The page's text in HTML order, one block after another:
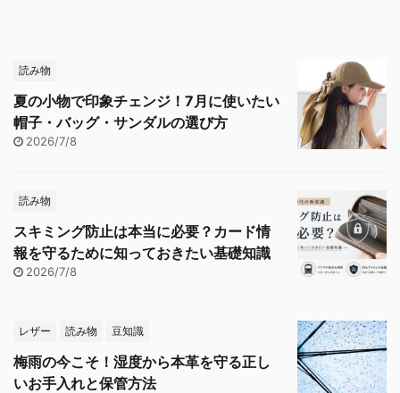
読み物
夏の小物で印象チェンジ！7月に使いたい
帽子・バッグ・サンダルの選び方
2026/7/8
読み物
スキミング防止は本当に必要？カード情
報を守るために知っておきたい基礎知識
2026/7/8
レザー 読み物 豆知識
梅雨の今こそ！湿度から本革を守る正し
いお手入れと保管方法